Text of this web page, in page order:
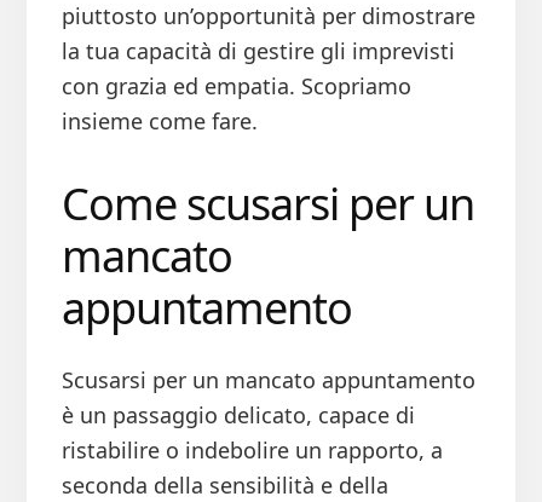
piuttosto un’opportunità per dimostrare
la tua capacità di gestire gli imprevisti
con grazia ed empatia. Scopriamo
insieme come fare.
Come scusarsi per un
mancato
appuntamento
Scusarsi per un mancato appuntamento
è un passaggio delicato, capace di
ristabilire o indebolire un rapporto, a
seconda della sensibilità e della